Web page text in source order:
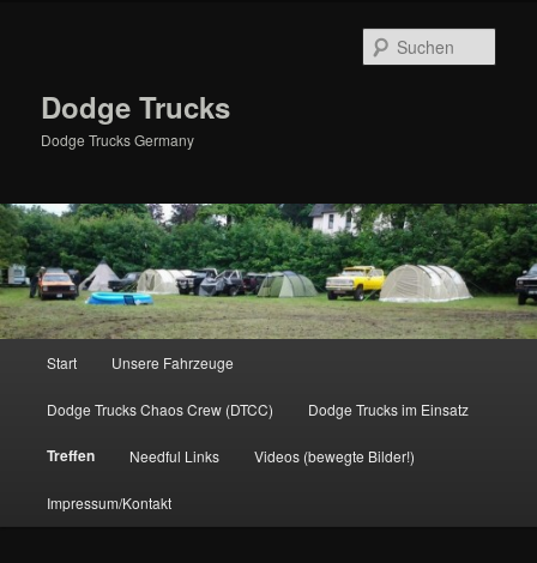
Dodge Trucks
Dodge Trucks Germany
Start Unsere Fahrzeuge
Dodge Trucks Chaos Crew (DTCC) Dodge Trucks im Einsatz
Treffen Needful Links Videos (bewegte Bilder!)
Impressum/Kontakt